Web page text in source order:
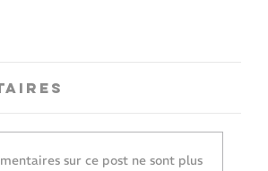
sur ce post ne sont plus